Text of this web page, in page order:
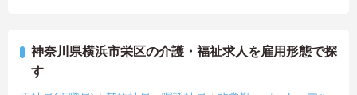
神奈川県横浜市栄区の介護・福祉求人を雇用形態で探
す